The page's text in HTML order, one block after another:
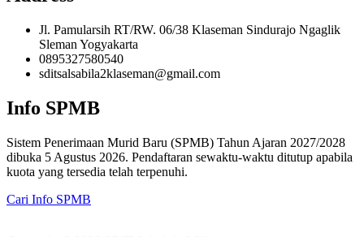
Jl. Pamularsih RT/RW. 06/38 Klaseman Sindurajo Ngaglik
Sleman Yogyakarta
0895327580540
sditsalsabila2klaseman@gmail.com
Info SPMB
Sistem Penerimaan Murid Baru (SPMB) Tahun Ajaran 2027/2028
dibuka 5 Agustus 2026. Pendaftaran sewaktu-waktu ditutup apabila
kuota yang tersedia telah terpenuhi.
Cari Info SPMB